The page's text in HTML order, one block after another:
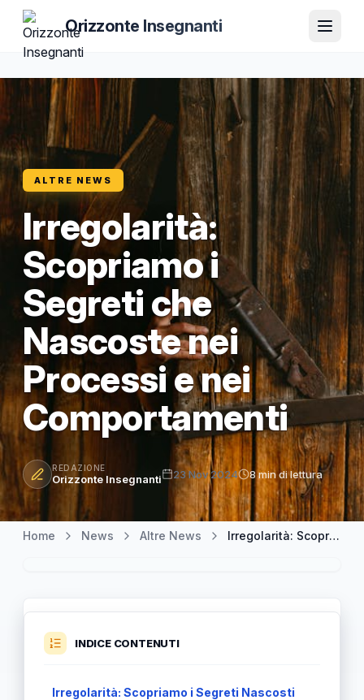
Orizzonte Insegnanti
ALTRE NEWS
Irregolarità:
Scopriamo i
Segreti che
Nascoste nei
Processi e nei
Comportamenti
REDAZIONE
Orizzonte Insegnanti 23 Nov 2024 8 min di lettura
Home News Altre News Irregolarità: Scopriamo i Segreti che Nascoste nei Processi e nei Comportamenti
INDICE CONTENUTI
Irregolarità: Scopriamo i Segreti Nascosti